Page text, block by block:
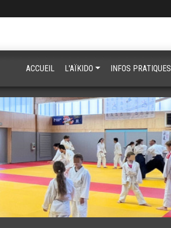
ACCUEIL L'AÏKIDO INFOS PRATIQUES